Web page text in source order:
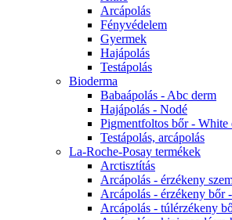
Arcápolás
Fényvédelem
Gyermek
Hajápolás
Testápolás
Bioderma
Babaápolás - Abc derm
Hajápolás - Nodé
Pigmentfoltos bőr - White
Testápolás, arcápolás
La-Roche-Posay termékek
Arctisztítás
Arcápolás - érzékeny
Arcápolás - érzékeny bőr
Arcápolás - túlérzékeny